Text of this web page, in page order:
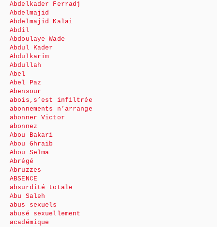
Abdelkader Ferradj
Abdelmajid
Abdelmajid Kalai
Abdil
Abdoulaye Wade
Abdul Kader
Abdulkarim
Abdullah
Abel
Abel Paz
Abensour
abois,s’est infiltrée
abonnements n’arrange
abonner Victor
abonnez
Abou Bakari
Abou Ghraib
Abou Selma
Abrégé
Abruzzes
ABSENCE
absurdité totale
Abu Saleh
abus sexuels
abusé sexuellement
académique